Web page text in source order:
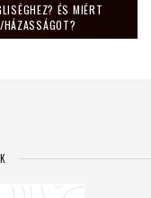
ÉS MIÉRT
HÁZASSÁGOT?